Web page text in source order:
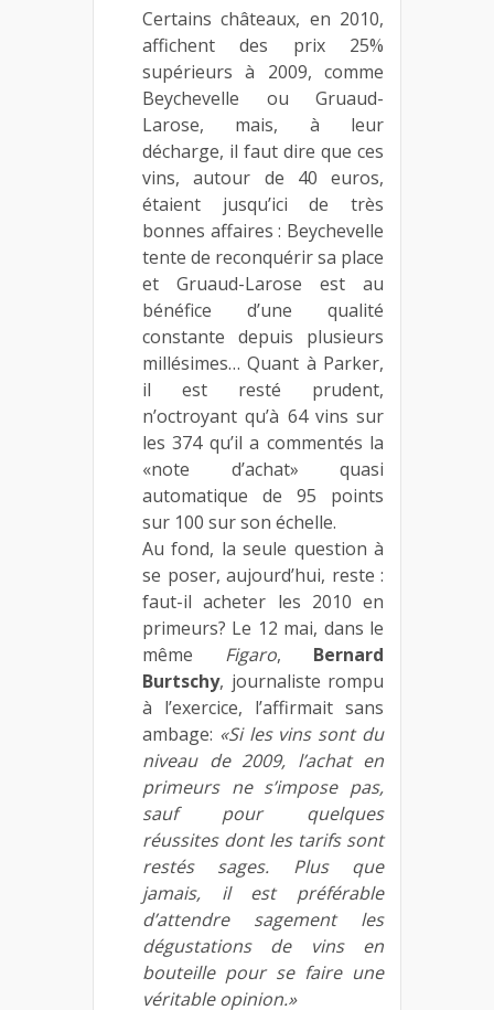
Certains châteaux, en 2010,
affichent des prix 25%
supérieurs à 2009, comme
Beychevelle ou Gruaud-
Larose, mais, à leur
décharge, il faut dire que ces
vins, autour de 40 euros,
étaient jusqu’ici de très
bonnes affaires : Beychevelle
tente de reconquérir sa place
et Gruaud-Larose est au
bénéfice d’une qualité
constante depuis plusieurs
millésimes… Quant à Parker,
il est resté prudent,
n’octroyant qu’à 64 vins sur
les 374 qu’il a commentés la
«note d’achat» quasi
automatique de 95 points
sur 100 sur son échelle.
Au fond, la seule question à
se poser, aujourd’hui, reste :
faut-il acheter les 2010 en
primeurs? Le 12 mai, dans le
même Figaro, Bernard
Burtschy, journaliste rompu
à l’exercice, l’affirmait sans
ambage: «Si les vins sont du
niveau de 2009, l’achat en
primeurs ne s’impose pas,
sauf pour quelques
réussites dont les tarifs sont
restés sages. Plus que
jamais, il est préférable
d’attendre sagement les
dégustations de vins en
bouteille pour se faire une
véritable opinion.»